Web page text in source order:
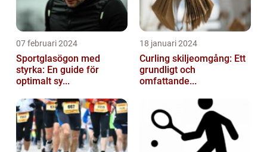
07 februari 2024
Sportglasögon med
styrka: En guide för
optimalt sy...
18 januari 2024
Curling skiljeomgång: Ett
grundligt och
omfattande...